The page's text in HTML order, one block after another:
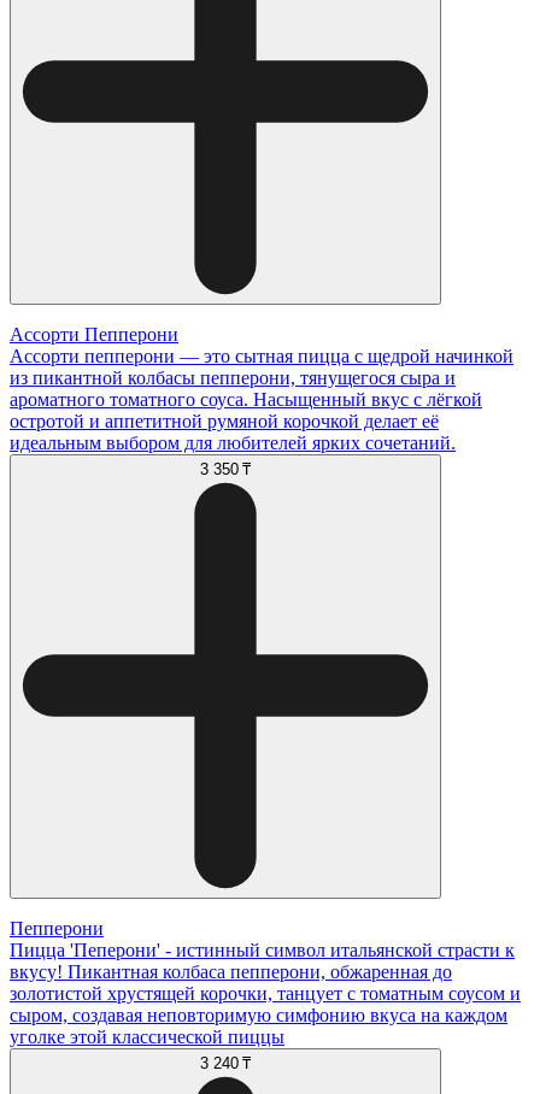
Ассорти Пепперони
Ассорти пепперони — это сытная пицца с щедрой начинкой
из пикантной колбасы пепперони, тянущегося сыра и
ароматного томатного соуса. Насыщенный вкус с лёгкой
остротой и аппетитной румяной корочкой делает её
идеальным выбором для любителей ярких сочетаний.
3 350 ₸
Пепперони
Пицца 'Пеперони' - истинный символ итальянской страсти к
вкусу! Пикантная колбаса пепперони, обжаренная до
золотистой хрустящей корочки, танцует с томатным соусом и
сыром, создавая неповторимую симфонию вкуса на каждом
уголке этой классической пиццы
3 240 ₸